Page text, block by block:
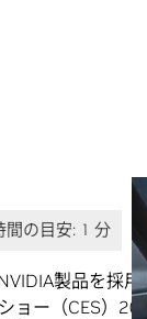
製品を採
ョー（CES）